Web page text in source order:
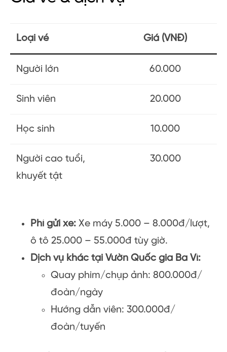
Loại vé Giá (VNĐ)
Người lớn 60.000
Sinh viên 20.000
Học sinh 10.000
Người cao tuổi,
khuyết tật
30.000
Phí gửi xe: Xe máy 5.000 – 8.000đ/lượt,
ô tô 25.000 – 55.000đ tùy giờ.
Dịch vụ khác tại Vườn Quốc gia Ba Vì:
Quay phim/chụp ảnh: 800.000đ/
đoàn/ngày
Hướng dẫn viên: 300.000đ/
đoàn/tuyến